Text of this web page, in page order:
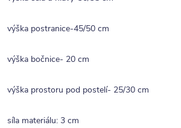
výška postranice-45/50 cm
výška bočnice- 20 cm
výška prostoru pod postelí- 25/30 cm
síla materiálu: 3 cm